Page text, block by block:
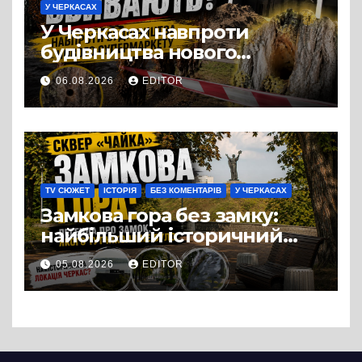
У ЧЕРКАСАХ
У Черкасах навпроти
будівництва нового
супермаркету VARUS на
проспекті Перемоги всохли
дерева. І це навряд чи
можна назвати
випадковістю
06.08.2026 EDITOR
TV СЮЖЕТ ІСТОРІЯ БЕЗ КОМЕНТАРІВ У ЧЕРКАСАХ
Замкова гора без замку:
найбільший історичний
міф Черкас
05.08.2026 EDITOR